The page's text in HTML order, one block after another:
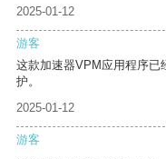
2025-01-12
游客
这款加速器VPM应用程序已
护。
2025-01-12
游客